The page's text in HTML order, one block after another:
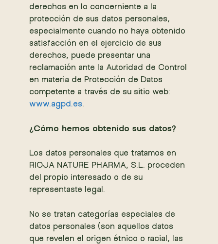
derechos en lo concerniente a la
protección de sus datos personales,
especialmente cuando no haya obtenido
satisfacción en el ejercicio de sus
derechos, puede presentar una
reclamación ante la Autoridad de Control
en materia de Protección de Datos
competente a través de su sitio web:
www.agpd.es.
¿Cómo hemos obtenido sus datos?
Los datos personales que tratamos en
RIOJA NATURE PHARMA, S.L. proceden
del propio interesado o de su
representaste legal.
No se tratan categorías especiales de
datos personales (son aquellos datos
que revelen el origen étnico o racial, las